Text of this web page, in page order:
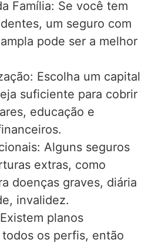
Família: Se você tem
um seguro com
pode ser a melhor
Escolha um capital
suficiente para cobrir
educação e
Alguns seguros
extras, como
doenças graves, diária
invalidez.
planos
os perfis, então